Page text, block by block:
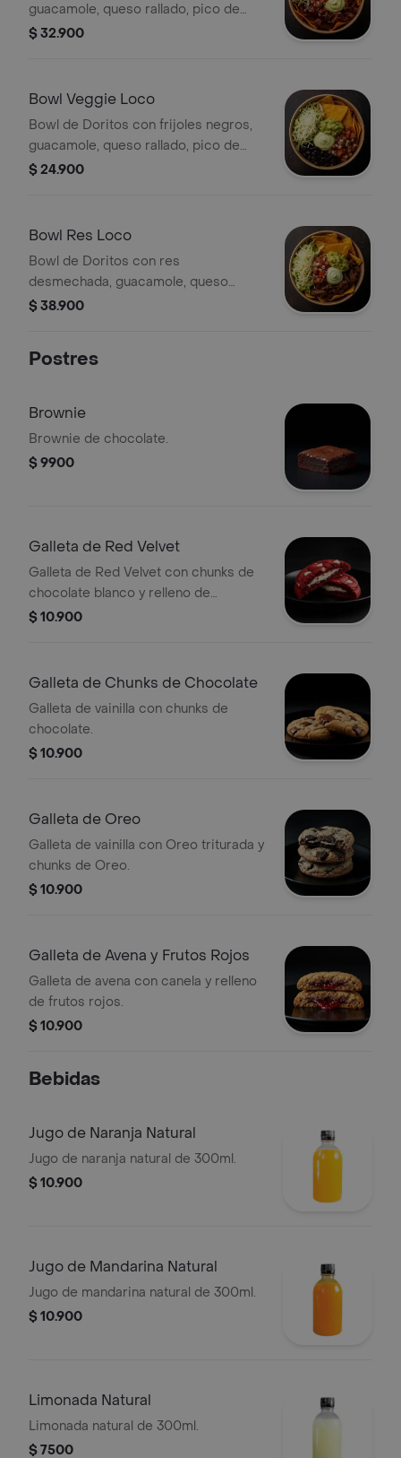
guacamole, queso rallado, pico de
gallo, lechuga y salsa verde.
$ 32.900
Bowl Veggie Loco
Bowl de Doritos con frijoles negros,
guacamole, queso rallado, pico de
gallo, lechuga y salsa verde.
$ 24.900
Bowl Res Loco
Bowl de Doritos con res
desmechada, guacamole, queso
rallado, pico de gallo, lechuga y salsa
$ 38.900
Postres
Brownie
Brownie de chocolate.
$ 9900
Galleta de Red Velvet
Galleta de Red Velvet con chunks de
chocolate blanco y relleno de
Cheesecake.
$ 10.900
Galleta de Chunks de Chocolate
Galleta de vainilla con chunks de
chocolate.
$ 10.900
Galleta de Oreo
Galleta de vainilla con Oreo triturada y
chunks de Oreo.
$ 10.900
Galleta de Avena y Frutos Rojos
Galleta de avena con canela y relleno
de frutos rojos.
$ 10.900
Bebidas
Jugo de Naranja Natural
Jugo de naranja natural de 300ml.
$ 10.900
Jugo de Mandarina Natural
Jugo de mandarina natural de 300ml.
$ 10.900
Limonada Natural
Limonada natural de 300ml.
$ 7500